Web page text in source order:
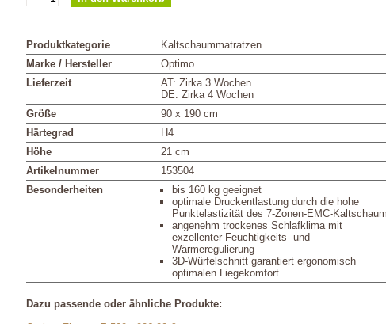
Produktkategorie
Kaltschaummatratzen
Marke / Hersteller
Optimo
Lieferzeit
AT: Zirka 3 Wochen
DE: Zirka 4 Wochen
Größe
90 x 190 cm
Härtegrad
H4
Höhe
21 cm
Artikelnummer
153504
Besonderheiten
bis 160 kg geeignet
optimale Druckentlastung durch die hohe
Punktelastizität des 7-Zonen-EMC-
angenehm trockenes Schlafklima mit
exzellenter Feuchtigkeits- und
Wärmeregulierung
3D-Würfelschnitt garantiert ergonomisch
optimalen Liegekomfort
Dazu passende oder ähnliche Produkte: